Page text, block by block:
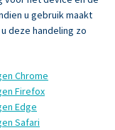
u gebruik maakt
deze handeling zo
Chrome
Firefox
Edge
Safari